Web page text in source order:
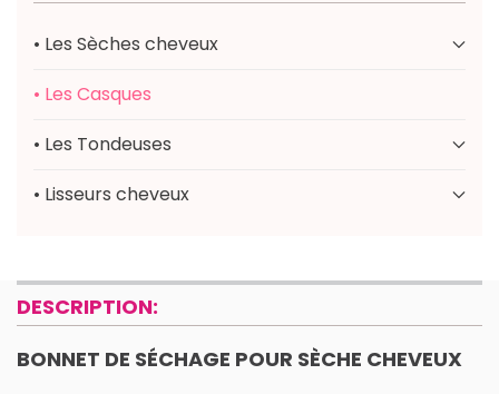
• Les Sèches cheveux
• Les Casques
• Les Tondeuses
• Lisseurs cheveux
DESCRIPTION:
BONNET DE SÉCHAGE POUR SÈCHE CHEVEUX